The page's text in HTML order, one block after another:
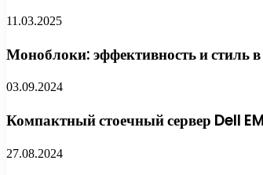
11.03.2025
Моноблоки: эффективность и стиль
03.09.2024
Компактный стоечный сервер Dell
27.08.2024